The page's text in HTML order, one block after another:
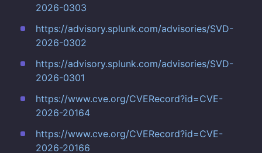
2026-0303
https://advisory.splunk.com/advisories/SVD-
2026-0302
https://advisory.splunk.com/advisories/SVD-
2026-0301
https://www.cve.org/CVERecord?id=CVE-
2026-20164
https://www.cve.org/CVERecord?id=CVE-
2026-20166